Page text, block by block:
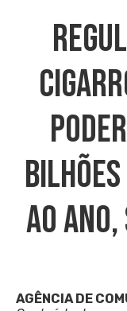
Ao
AGÊNCIA DE